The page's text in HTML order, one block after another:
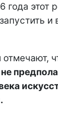
года этот
отмечают,